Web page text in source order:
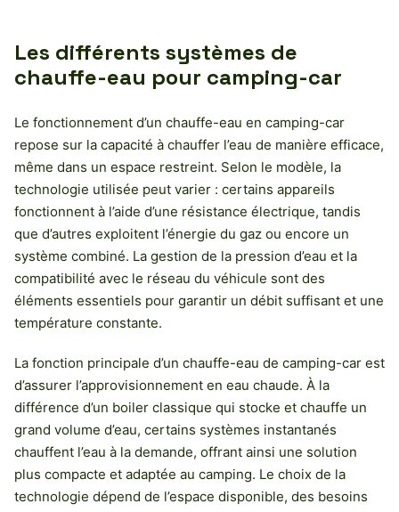
Les différents systèmes de
chauffe-eau pour camping-car
Le fonctionnement d’un chauffe-eau en camping-car
repose sur la capacité à chauffer l’eau de manière efficace,
même dans un espace restreint. Selon le modèle, la
technologie utilisée peut varier : certains appareils
fonctionnent à l’aide d’une résistance électrique, tandis
que d’autres exploitent l’énergie du gaz ou encore un
système combiné. La gestion de la pression d’eau et la
compatibilité avec le réseau du véhicule sont des
éléments essentiels pour garantir un débit suffisant et une
température constante.
La fonction principale d’un chauffe-eau de camping-car est
d’assurer l’approvisionnement en eau chaude. À la
différence d’un boiler classique qui stocke et chauffe un
grand volume d’eau, certains systèmes instantanés
chauffent l’eau à la demande, offrant ainsi une solution
plus compacte et adaptée au camping. Le choix de la
technologie dépend de l’espace disponible, des besoins